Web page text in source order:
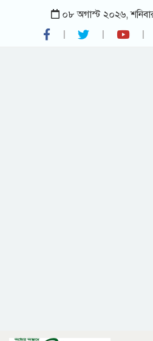
০৮ অগাস্ট ২০২৬,